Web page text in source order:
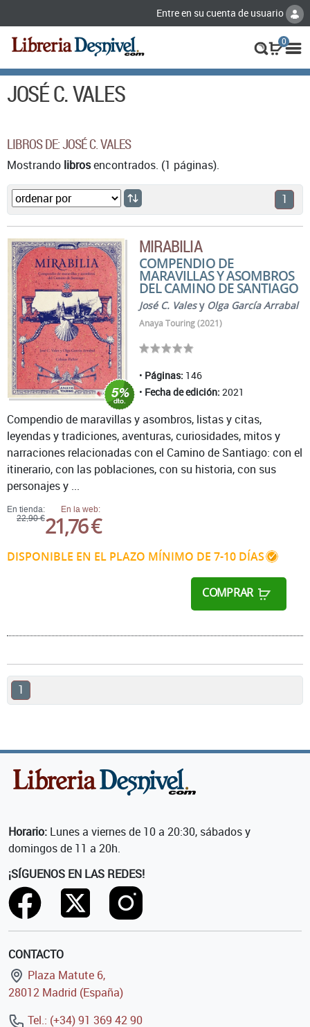
Entre en su cuenta de usuario
0
JOSÉ C. VALES
LIBROS DE: JOSÉ C. VALES
Mostrando librosencontrados. (1 páginas).
1
MIRABILIA
COMPENDIO DE
MARAVILLAS Y ASOMBROS
DEL CAMINO DE SANTIAGO
José C. Valesy Olga García Arrabal
Anaya Touring (2021)
Páginas: 146
Fecha de edición: 2021
En tienda:
22,90 €
En la web:
21,76 €
DISPONIBLE EN EL PLAZO MÍNIMO DE 7-10 DÍAS
COMPRAR
Compendio de maravillas y asombros, listas y citas,
leyendas y tradiciones, aventuras, curiosidades, mitos y
narraciones relacionadas con el Camino de Santiago: con el
itinerario, con las poblaciones, con su historia, con sus
personajes y ...
1
Horario: Lunes a viernes de 10 a 20:30, sábados y
domingos de 11 a 20h.
¡SÍGUENOS EN LAS REDES!
CONTACTO
Plaza Matute 6,
28012 Madrid (España)
Tel.: (+34) 91 369 42 90